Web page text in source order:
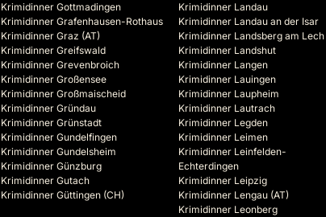
Krimidinner Gottmadingen
Krimidinner Grafenhausen-Rothaus
Krimidinner Graz (AT)
Krimidinner Greifswald
Krimidinner Grevenbroich
Krimidinner Großensee
Krimidinner Großmaischeid
Krimidinner Gründau
Krimidinner Grünstadt
Krimidinner Gundelfingen
Krimidinner Gundelsheim
Krimidinner Günzburg
Krimidinner Gutach
Krimidinner Güttingen (CH)
Krimidinner Landau
Krimidinner Landau an der Isar
Krimidinner Landsberg am Lech
Krimidinner Landshut
Krimidinner Langen
Krimidinner Lauingen
Krimidinner Laupheim
Krimidinner Lautrach
Krimidinner Legden
Krimidinner Leimen
Krimidinner Leinfelden-
Echterdingen
Krimidinner Leipzig
Krimidinner Lengau (AT)
Krimidinner Leonberg